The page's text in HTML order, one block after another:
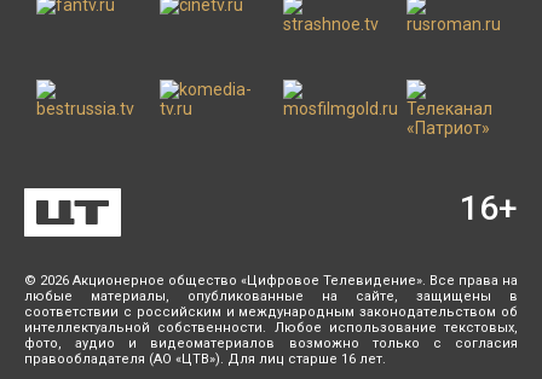
© 2026 Акционерное общество «Цифровое Телевидение». Все права на
любые материалы, опубликованные на сайте, защищены в
соответствии с российским и международным законодательством об
интеллектуальной собственности. Любое использование текстовых,
фото, аудио и видеоматериалов возможно только с согласия
правообладателя (АО «ЦТВ»). Для лиц старше 16 лет.
16+